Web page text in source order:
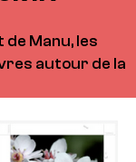
Manu, les
autour de la